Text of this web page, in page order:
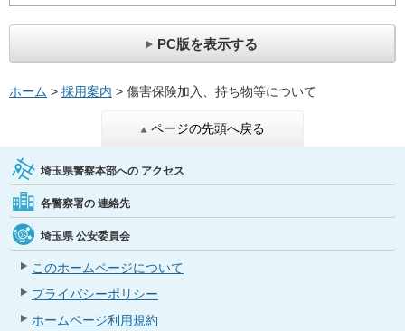
PC版を表示する
ホーム > 採用案内 > 傷害保険加入、持ち物等について
ページの先頭へ戻る
埼玉県警察本部への アクセス
各警察署の 連絡先
埼玉県 公安委員会
このホームページについて
プライバシーポリシー
ホームページ利用規約